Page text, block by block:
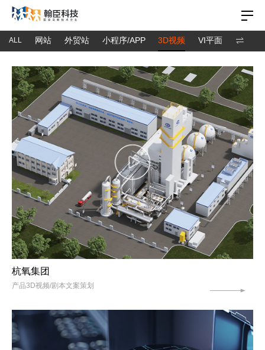
ALL 网站 外贸站 小程序/APP 3D视频 VI平面
杭氧集团
产品3D视频/剧本文案策划